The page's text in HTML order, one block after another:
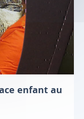
enfant au